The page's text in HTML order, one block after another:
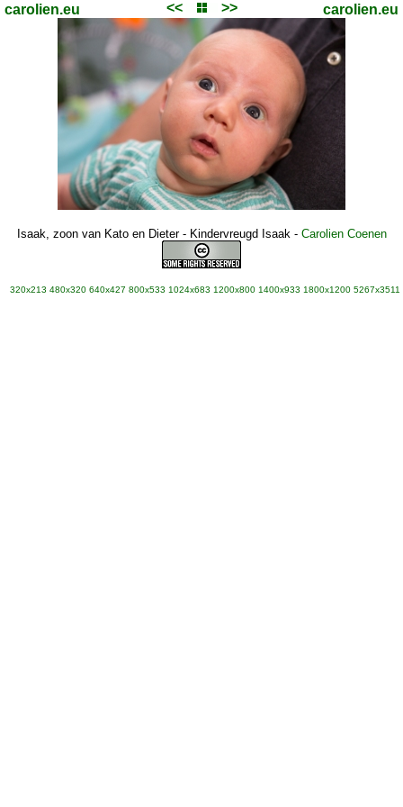
carolien.eu << >> carolien.eu
Isaak, zoon van Kato en Dieter - Kindervreugd Isaak- Carolien Coenen
320x213 480x320 640x427 800x533 1024x683 1200x800 1400x933 1800x1200 5267x3511